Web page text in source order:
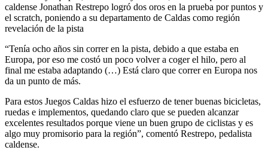
caldense Jonathan Restrepo logró dos oros en la prueba por puntos y
el scratch, poniendo a su departamento de Caldas como región
revelación de la pista
“Tenía ocho años sin correr en la pista, debido a que estaba en
Europa, por eso me costó un poco volver a coger el hilo, pero al
final me estaba adaptando (…) Está claro que correr en Europa nos
da un punto de más.
Para estos Juegos Caldas hizo el esfuerzo de tener buenas bicicletas,
ruedas e implementos, quedando claro que se pueden alcanzar
excelentes resultados porque viene un buen grupo de ciclistas y es
algo muy promisorio para la región”, comentó Restrepo, pedalista
caldense.